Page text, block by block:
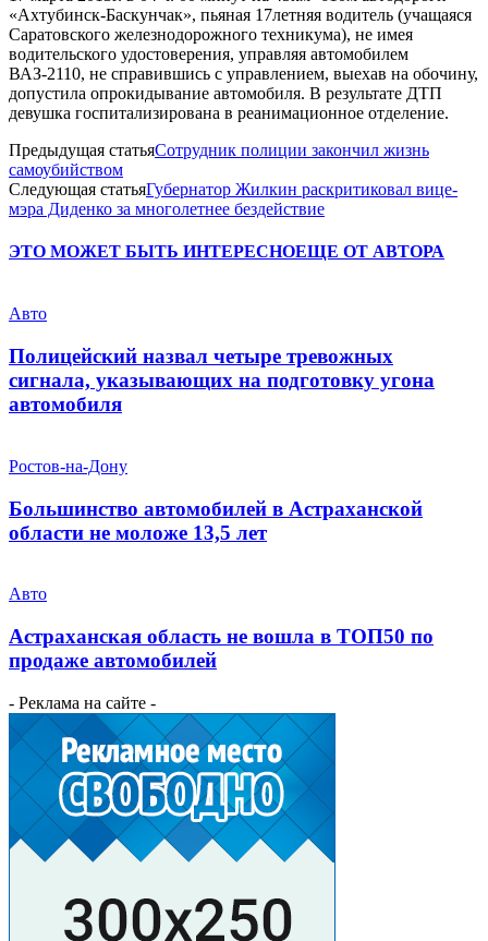
«Ахтубинск-Баскунчак», пьяная 17летняя водитель (учащаяся
Саратовского железнодорожного техникума), не имея
водительского удостоверения, управляя автомобилем
ВАЗ-2110, не справившись с управлением, выехав на обочину,
допустила опрокидывание автомобиля. В результате ДТП
девушка госпитализирована в реанимационное отделение.
Предыдущая статьяСотрудник полиции закончил жизнь
самоубийством
Следующая статьяГубернатор Жилкин раскритиковал вице-
мэра Диденко за многолетнее бездействие
ЭТО МОЖЕТ БЫТЬ ИНТЕРЕСНОЕЩЕ ОТ АВТОРА
Авто
Полицейский назвал четыре тревожных
сигнала, указывающих на подготовку угона
автомобиля
Ростов-на-Дону
Большинство автомобилей в Астраханской
области не моложе 13,5 лет
Авто
Астраханская область не вошла в ТОП50 по
продаже автомобилей
- Реклама на сайте -